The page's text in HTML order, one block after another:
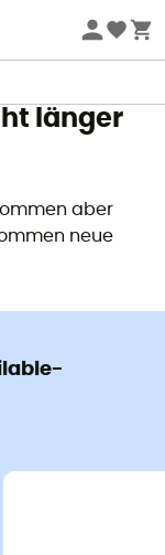
Code
länger
aber
neue